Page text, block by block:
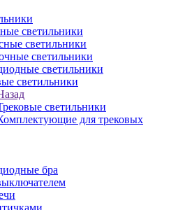
светильники
светильники
светильники
светильники
светильники
светильники
для трековых
бра